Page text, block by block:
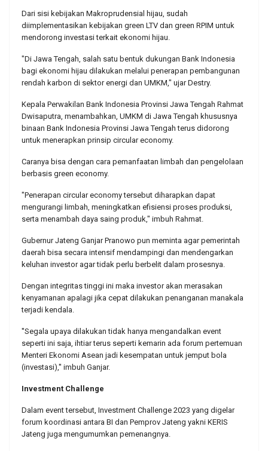
Dari sisi kebijakan Makroprudensial hijau, sudah
diimplementasikan kebijakan green LTV dan green RPIM untuk
mendorong investasi terkait ekonomi hijau.
"Di Jawa Tengah, salah satu bentuk dukungan Bank Indonesia
bagi ekonomi hijau dilakukan melalui penerapan pembangunan
rendah karbon di sektor energi dan UMKM," ujar Destry.
Kepala Perwakilan Bank Indonesia Provinsi Jawa Tengah Rahmat
Dwisaputra, menambahkan, UMKM di Jawa Tengah khususnya
binaan Bank Indonesia Provinsi Jawa Tengah terus didorong
untuk menerapkan prinsip circular economy.
Caranya bisa dengan cara pemanfaatan limbah dan pengelolaan
berbasis green economy.
"Penerapan circular economy tersebut diharapkan dapat
mengurangi limbah, meningkatkan efisiensi proses produksi,
serta menambah daya saing produk," imbuh Rahmat.
Gubernur Jateng Ganjar Pranowo pun meminta agar pemerintah
daerah bisa secara intensif mendampingi dan mendengarkan
keluhan investor agar tidak perlu berbelit dalam prosesnya.
Dengan integritas tinggi ini maka investor akan merasakan
kenyamanan apalagi jika cepat dilakukan penanganan manakala
terjadi kendala.
''Segala upaya dilakukan tidak hanya mengandalkan event
seperti ini saja, ihtiar terus seperti kemarin ada forum pertemuan
Menteri Ekonomi Asean jadi kesempatan untuk jemput bola
(investasi),'' imbuh Ganjar.
Investment Challenge
Dalam event tersebut, Investment Challenge 2023 yang digelar
forum koordinasi antara BI dan Pemprov Jateng yakni KERIS
Jateng juga mengumumkan pemenangnya.